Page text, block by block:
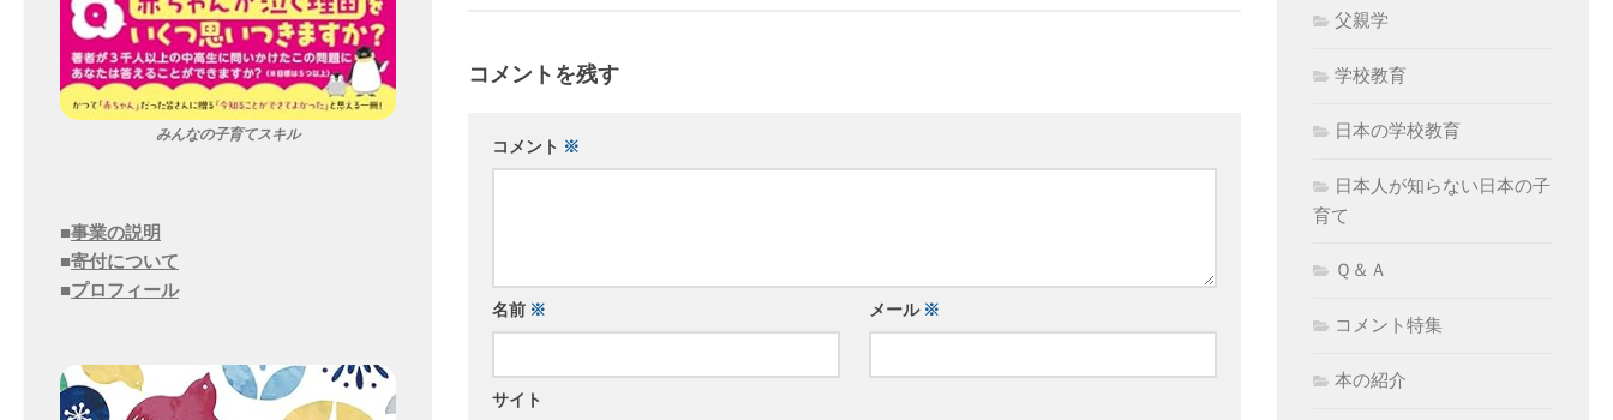
コメントを残す
コメント ※
名前 ※ メール ※
サイト
みんなの子育てスキル
■事業の説明
■寄付について
■プロフィール
父親学
学校教育
日本の学校教育
日本人が知らない日本の子
育て
Ｑ＆Ａ
コメント特集
本の紹介